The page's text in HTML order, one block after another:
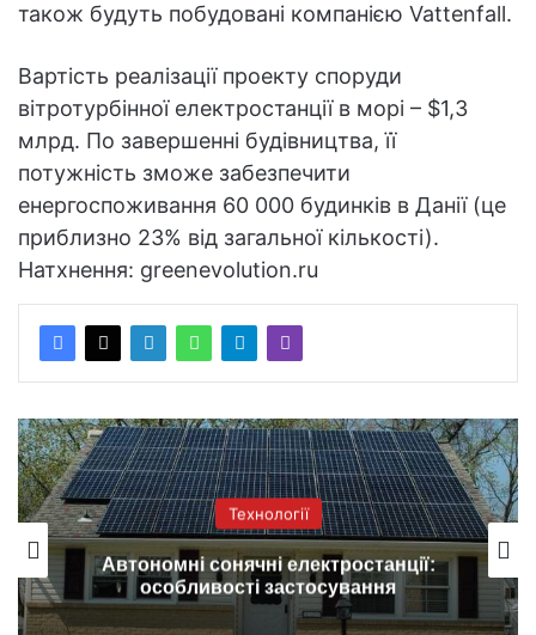
також будуть побудовані компанією Vattenfall.
Вартість реалізації проекту споруди
вітротурбінної електростанції в морі – $1,3
млрд. По завершенні будівництва, її
потужність зможе забезпечити
енергоспоживання 60 000 будинків в Данії (це
приблизно 23% від загальної кількості).
Натхнення: greenevolution.ru
Технології
Автономні сонячні електростанції:
особливості застосування